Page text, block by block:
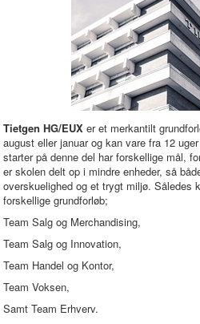
Tietgen HG/EUX er et merkantilt
august eller januar og kan vare fra 12
starter på denne del har forskellige mål,
er skolen delt op i mindre enheder, så
overskuelighed og et trygt miljø. Således
forskellige grundforløb;
Team Salg og Merchandising,
Team Salg og Innovation,
Team Handel og Kontor,
Team Voksen,
Samt Team Erhverv.